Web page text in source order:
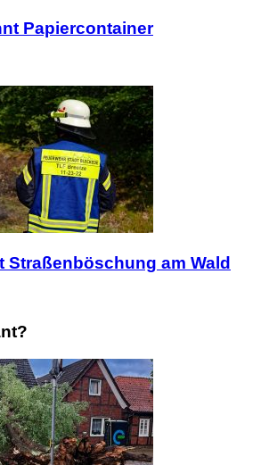
Papiercontainer
Straßenböschung am Wald